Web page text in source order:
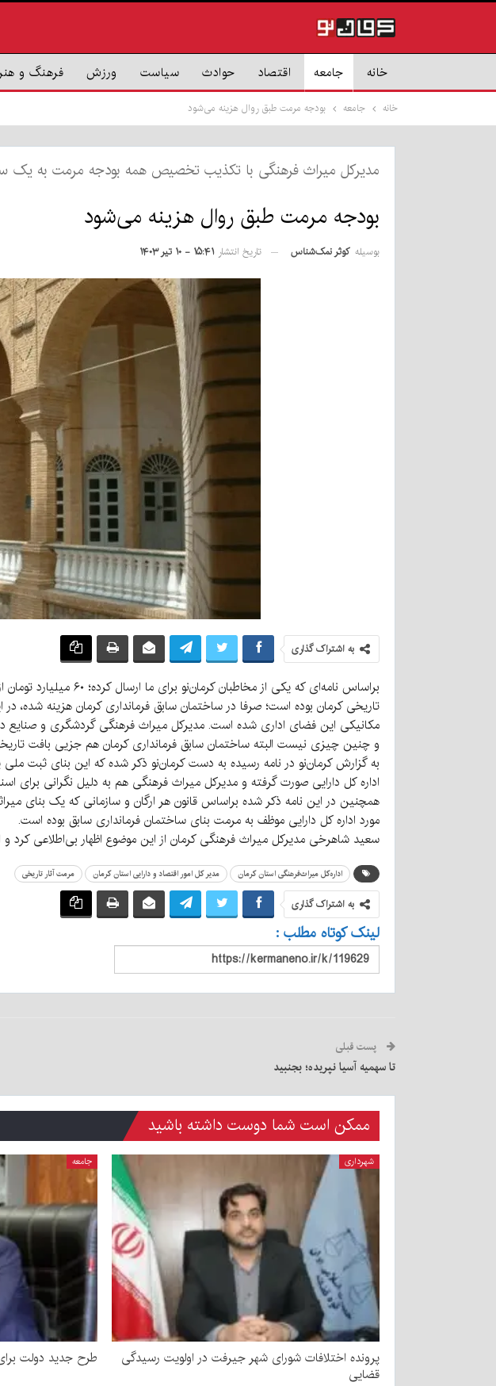
خانه جامعه اقتصاد حوادث سیاست ورزش فرهنگ و
خانه جامعه بودجه مرمت طبق روال هزینه می‌شود
مدیرکل میراث فرهنگی با تکذیب تخصیص همه بودجه مرمت به یک
بودجه مرمت طبق روال هزینه می‌شود
بوسیله کوثر نمک‌شناس تاریخ انتشار ۱۵:۴۱ - ۱۰ تیر ۱۴۰۳
به اشتراک گذاری
براساس نامه‌ای که
تاریخی کرمان بوده است؛ صرفا در ساختمان سابق فرمانداری کرمان هزینه
مکانیکی این فضای اداری شده است. مدیرکل میراث فرهنگی گردشگری و صنایع
و چنین چیزی نیست البته ساختمان سابق فرمانداری کرمان هم جزیی بافت
به گزارش کرمان‌نو در نامه رسیده به دست کرمان‌نو ذکر شده که این بنای ثبت
اداره کل دارایی صورت گرفته و مدیرکل میراث فرهنگی هم به دلیل نگرانی
همچنین در این نامه ذکر شده براساس قانون هر ارگان و سازمانی که یک بنای
مورد اداره کل دارایی موظف به مرمت بنای ساختمان فرمانداری سابق بوده است.
سعید شاهرخی مدیرکل میراث فرهنگی کرمان از این موضوع اظهار بی‌اطلاعی کرد و
اداره‌کل میراث‌فرهنگی استان کرمان مدیر کل امور اقتصاد و دارایی استان کرمان مرمت آثار تاریخی
به اشتراک گذاری
لینک کوتاه مطلب :
پست قبلی
تا سهمیه آسیا نپریده؛ بجنبید
ممکن است شما دوست داشته باشید
شهرداری
پرونده اختلافات شورای شهر جیرفت در اولویت رسیدگی
قضایی
جامعه
طرح جدید دولت